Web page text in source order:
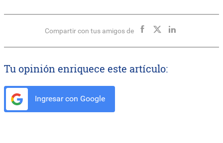
Compartir con tus amigos de
Tu opinión enriquece este artículo:
Ingresar con Google